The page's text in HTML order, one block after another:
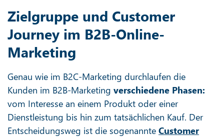
Zielgruppe und Customer
Journey im B2B-Online-
Marketing
Genau wie im B2C-Marketing durchlaufen die
Kunden im B2B-Marketing verschiedene Phasen:
vom Interesse an einem Produkt oder einer
Dienstleistung bis hin zum tatsächlichen Kauf. Der
Entscheidungsweg ist die sogenannte Customer